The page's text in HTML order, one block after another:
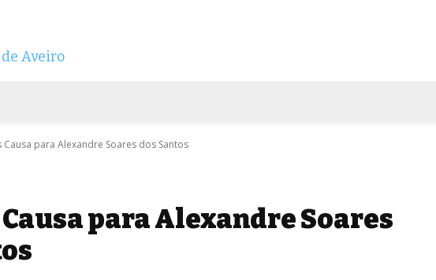
Causa para Alexandre Soares dos Santos
para Alexandre Soares